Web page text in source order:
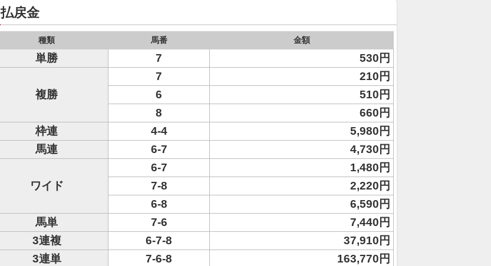
払戻金
種類 馬番 金額
単勝 7 530円
複勝
7
210円
6
510円
8
660円
枠連
4-4
5,980円
馬連
6-7 4,730円
ワイド
6-7
1,480円
7-8
2,220円
6-8
6,590円
馬単
7-6
7,440円
3連複
6-7-8
37,910円
3連単
7-6-8 163,770円